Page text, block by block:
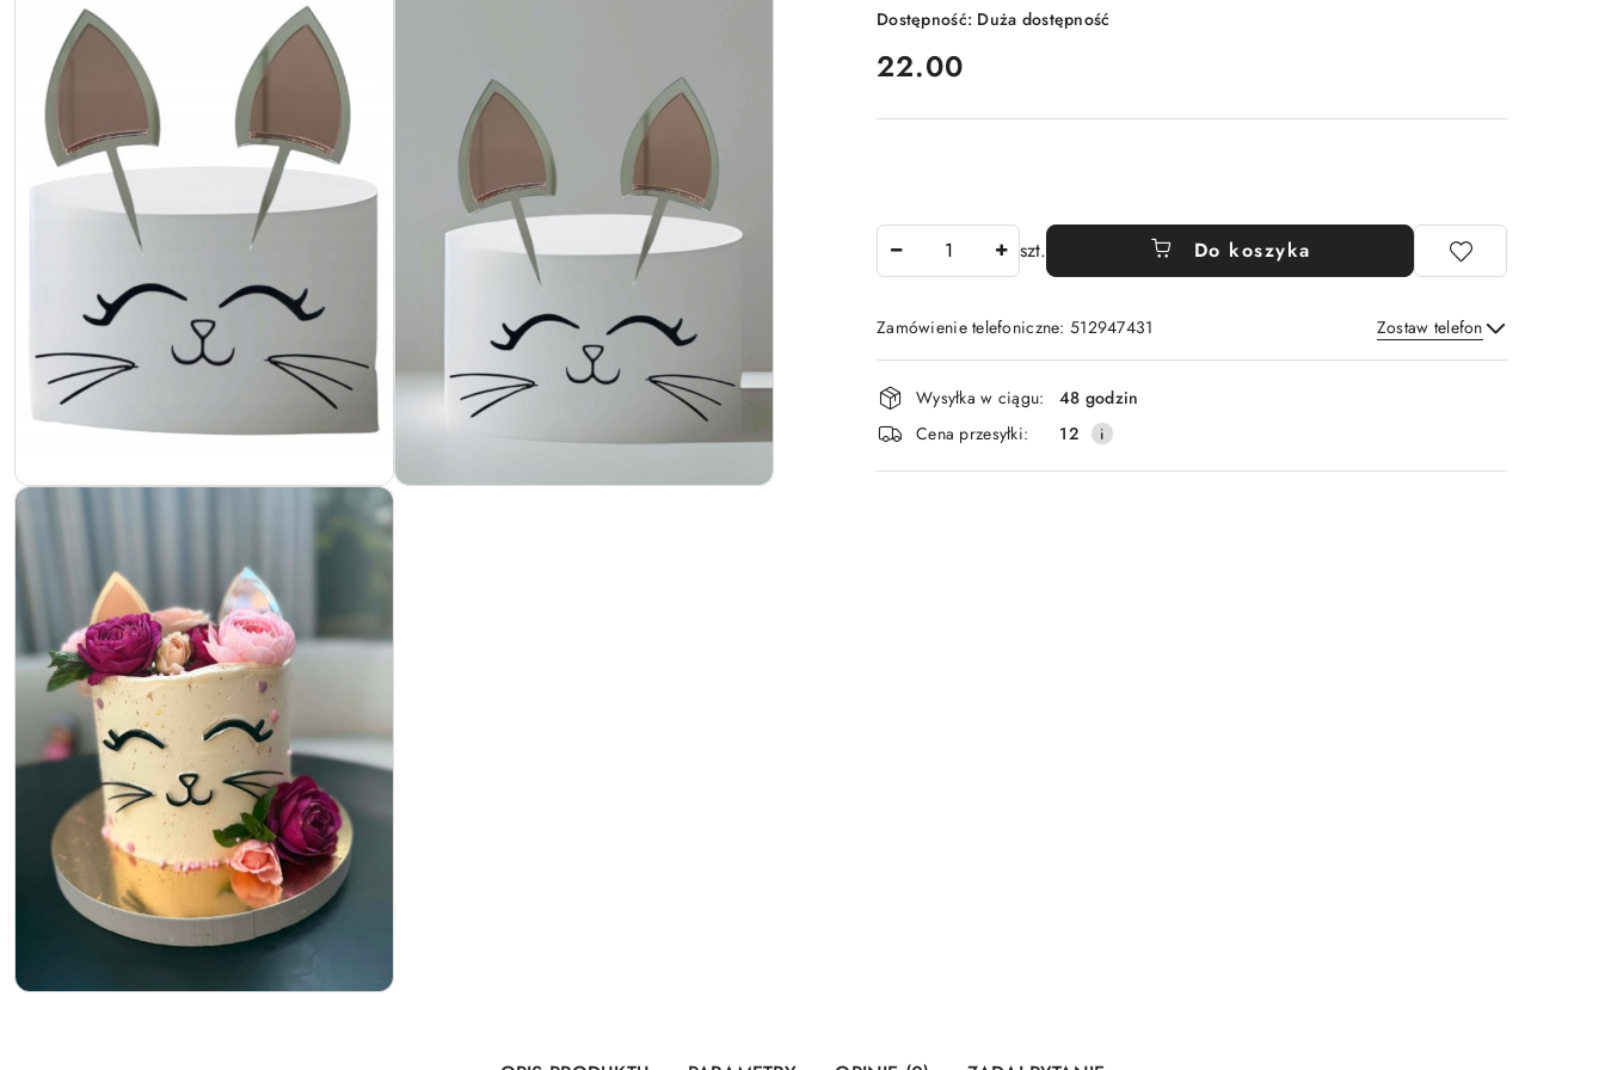
Dostępność: Duża dostępność
cena:
22.00
szt. Do koszyka
Zamówienie telefoniczne: 512947431 Zostaw telefon
Wyślij
Dostępność
i
dostawa
Wysyłka w ciągu:
48 godzin
Cena przesyłki:
12